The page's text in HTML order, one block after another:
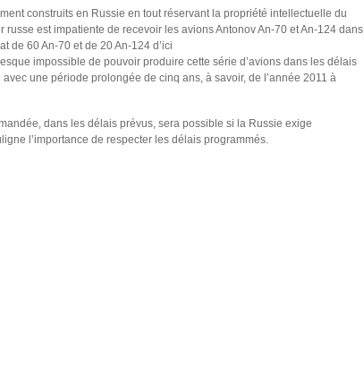
construits en Russie en tout réservant la propriété intellectuelle du
russe est impatiente de recevoir les avions Antonov An-70 et An-124 dans
de 60 An-70 et de 20 An-124 d’ici
impossible de pouvoir produire cette série d’avions dans les délais
une période prolongée de cinq ans, à savoir, de l’année 2011 à
dans les délais prévus, sera possible si la Russie exige
l’importance de respecter les délais programmés.